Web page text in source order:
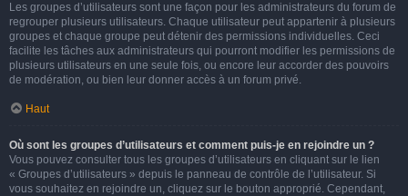
Les groupes d’utilisateurs sont une façon pour les administrateurs du forum de
regrouper plusieurs utilisateurs. Chaque utilisateur peut appartenir à plusieurs
groupes et chaque groupe peut détenir des permissions individuelles. Ceci
facilite les tâches aux administrateurs qui pourront modifier les permissions de
plusieurs utilisateurs en une seule fois, ou encore leur accorder des pouvoirs
de modération, ou bien leur donner accès à un forum privé.
Haut
Où sont les groupes d’utilisateurs et comment puis-je en rejoindre un ?
Vous pouvez consulter tous les groupes d’utilisateurs en cliquant sur le lien
« Groupes d’utilisateurs » depuis le panneau de contrôle de l’utilisateur. Si
vous souhaitez en rejoindre un, cliquez sur le bouton approprié. Cependant,